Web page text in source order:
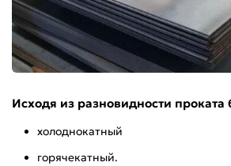
Исходя из разновидности проката
холоднокатный
горячекатный.